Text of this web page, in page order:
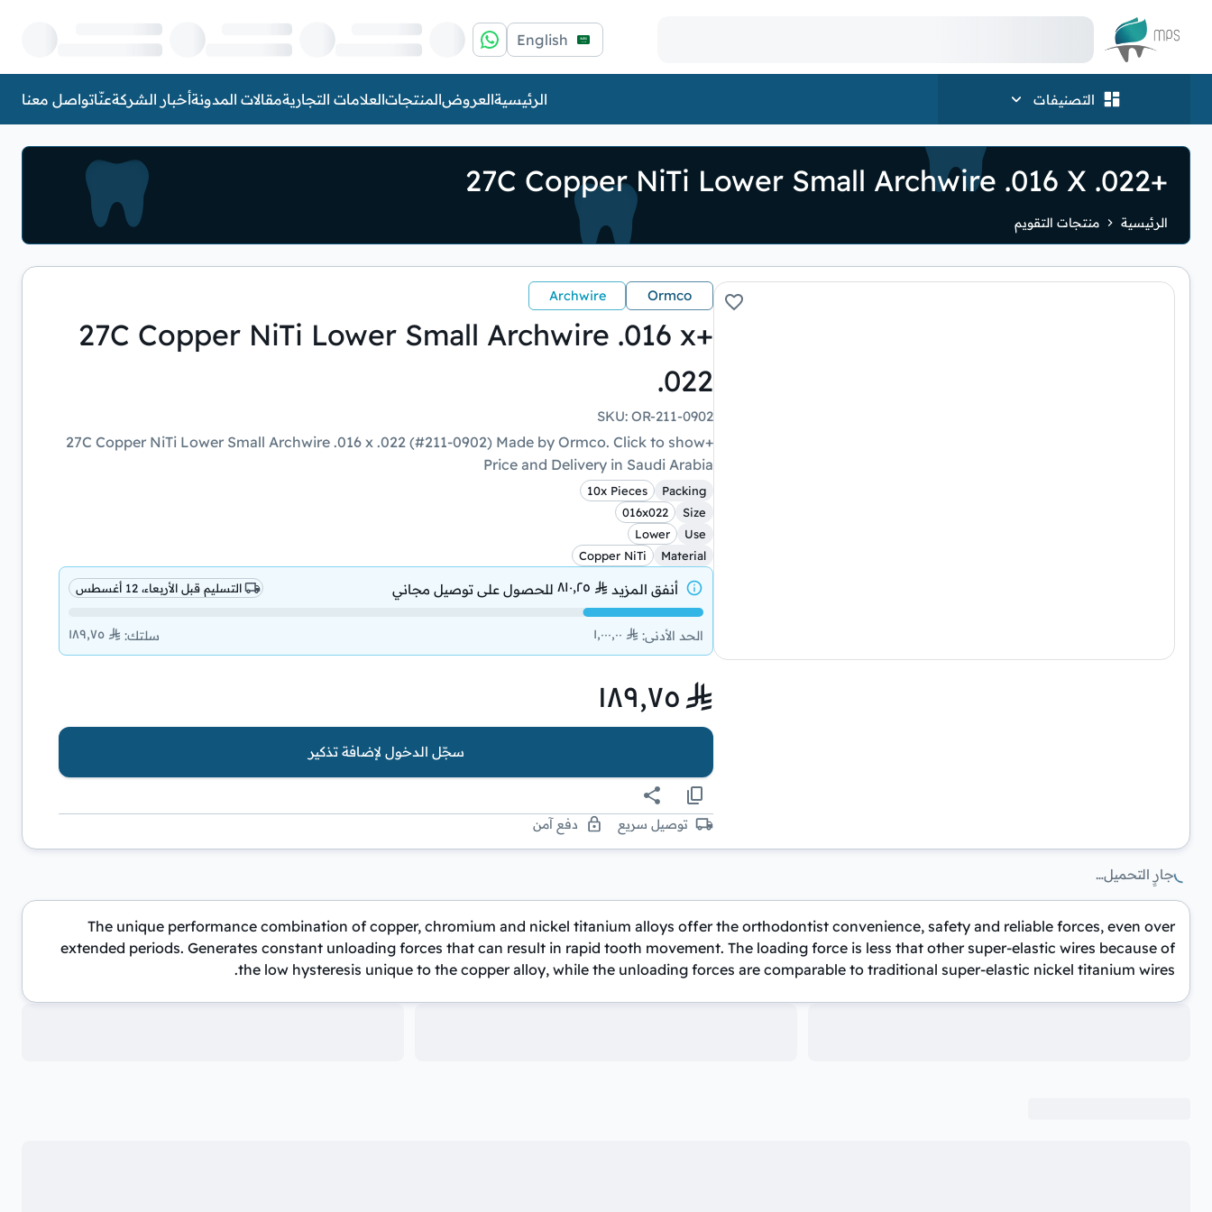
الشعار English
التصنيفات الرئيسيةالعروضالمنتجاتالعلامات التجاريةمقالات المدونةأخبار الشركةعنّاتواصل معنا
+27C Copper NiTi Lower Small Archwire .016 X .022
الرئيسية منتجات التقويم
Ormco
Archwire
+27C Copper NiTi Lower Small Archwire .016 x
.022
SKU:OR-211-0902
+27C Copper NiTi Lower Small Archwire .016 x .022 (#211-0902) Made by Ormco. Click to show
Price and Delivery in Saudi Arabia
Packing
10x Pieces
Size
016x022
Use
Lower
Material
Copper NiTi
أنفق المزيد ٨١٠٫٢٥ للحصول على توصيل مجاني التسليم قبل الأربعاء، 12 أغسطس
الحد الأدنى: ١٬٠٠٠٫٠٠ سلتك: ١٨٩٫٧٥
١٨٩٫٧٥
سجّل الدخول لإضافة تذكير
توصيل سريع دفع آمن
جارٍ التحميل…
The unique performance combination of copper, chromium and nickel titanium alloys offer the orthodontist convenience, safety and reliable forces, even over
extended periods. Generates constant unloading forces that can result in rapid tooth movement. The loading force is less that other super-elastic wires because of
the low hysteresis unique to the copper alloy, while the unloading forces are comparable to traditional super-elastic nickel titanium wires.